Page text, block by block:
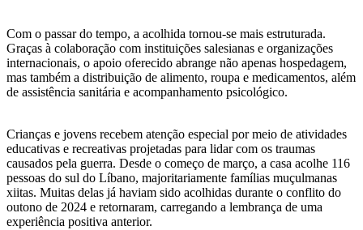
Com o passar do tempo, a acolhida tornou-se mais estruturada.
Graças à colaboração com instituições salesianas e organizações
internacionais, o apoio oferecido abrange não apenas hospedagem,
mas também a distribuição de alimento, roupa e medicamentos, além
de assistência sanitária e acompanhamento psicológico.
Crianças e jovens recebem atenção especial por meio de atividades
educativas e recreativas projetadas para lidar com os traumas
causados pela guerra. Desde o começo de março, a casa acolhe 116
pessoas do sul do Líbano, majoritariamente famílias muçulmanas
xiitas. Muitas delas já haviam sido acolhidas durante o conflito do
outono de 2024 e retornaram, carregando a lembrança de uma
experiência positiva anterior.